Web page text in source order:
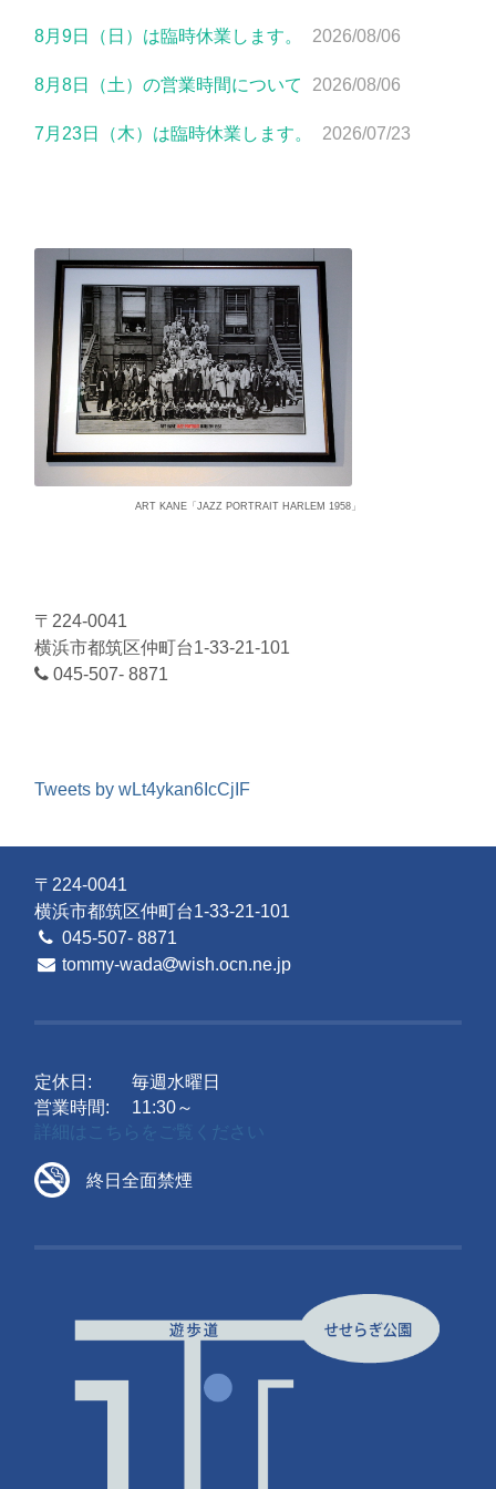
8月9日（日）は臨時休業します。 2026/08/06
8月8日（土）の営業時間について 2026/08/06
7月23日（木）は臨時休業します。 2026/07/23
ART KANE「JAZZ PORTRAIT HARLEM 1958」
〒224-0041
横浜市都筑区仲町台1-33-21-101
045-507- 8871
Tweets by wLt4ykan6IcCjIF
〒224-0041
横浜市都筑区仲町台1-33-21-101
045-507- 8871
tommy-wada
wish.ocn.ne.jp
定休日:
毎週水曜日
営業時間:
11:30～
詳細はこちらをご覧ください
終日全面禁煙